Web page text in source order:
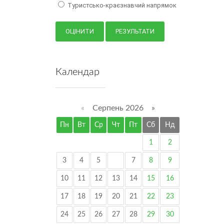
Туристсько-краєзнавчий напрямок
Календар
« Серпень 2026 »
Пн Вт Ср Чт Пт Сб Нд
1 2
3 4 5 7 8 9
10 11 12 13 14 15 16
17 18 19 20 21 22 23
24 25 26 27 28 29 30